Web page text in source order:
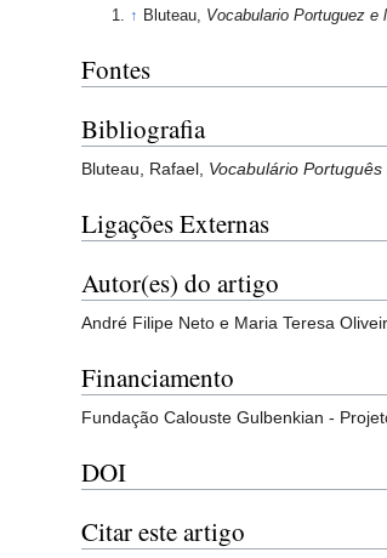
↑ Bluteau, Vocabulario Portuguez e
Fontes
Bibliografia
Bluteau, Rafael, Vocabulário
Ligações Externas
Autor(es) do artigo
André Filipe Neto e Maria Teresa
Financiamento
Fundação Calouste Gulbenkian -
DOI
Citar este artigo